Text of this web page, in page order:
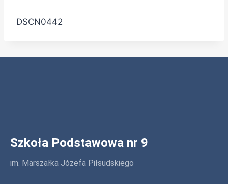
DSCN0442
Szkoła Podstawowa nr 9
im. Marszałka Józefa Piłsudskiego